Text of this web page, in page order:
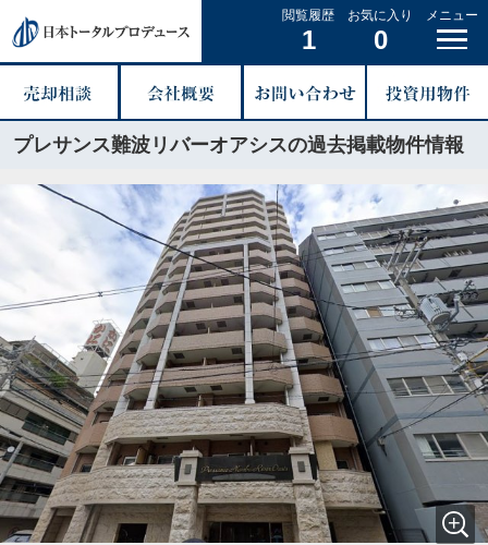
閲覧履歴
1
お気に入り
0
メニュー
プレサンス難波リバーオアシスの過去掲載物件情報